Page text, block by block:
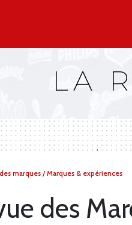
LA
marques /Marques & expériences
des